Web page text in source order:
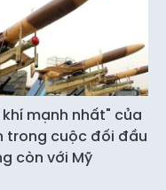
khí mạnh nhất" của
trong cuộc đối đầu
còn với Mỹ